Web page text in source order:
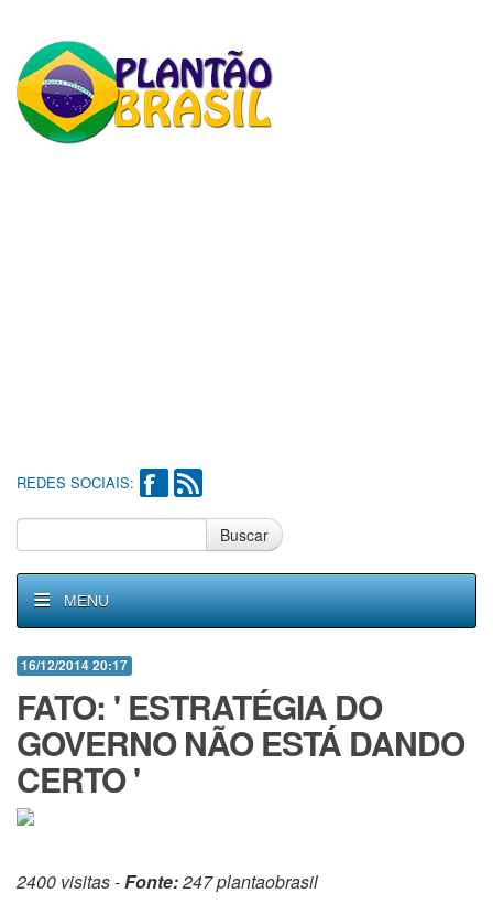
REDES SOCIAIS:
Buscar
MENU
16/12/2014 20:17
FATO: ' ESTRATÉGIA DO
GOVERNO NÃO ESTÁ DANDO
CERTO '
2400 visitas -Fonte:247 plantaobrasil